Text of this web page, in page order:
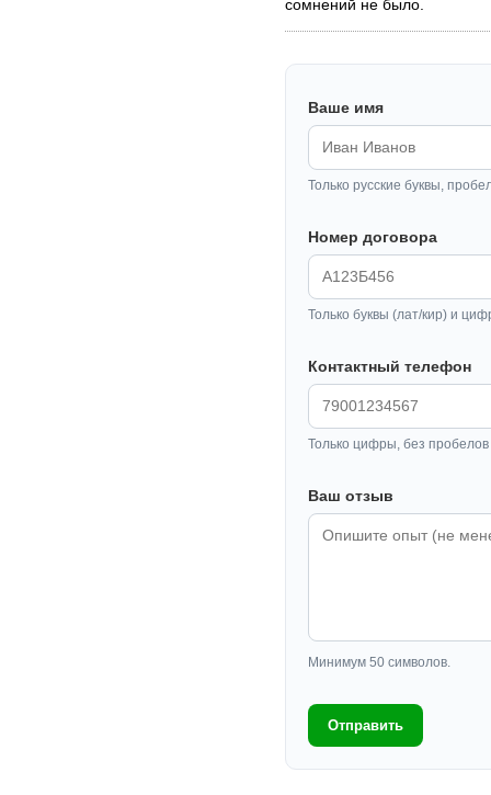
сомнений не было.
Ваше имя
Только русские буквы,
Номер договора
Только буквы (лат/кир) и
Контактный телефон
Только цифры, без
Ваш отзыв
Минимум 50 символов.
Отправить